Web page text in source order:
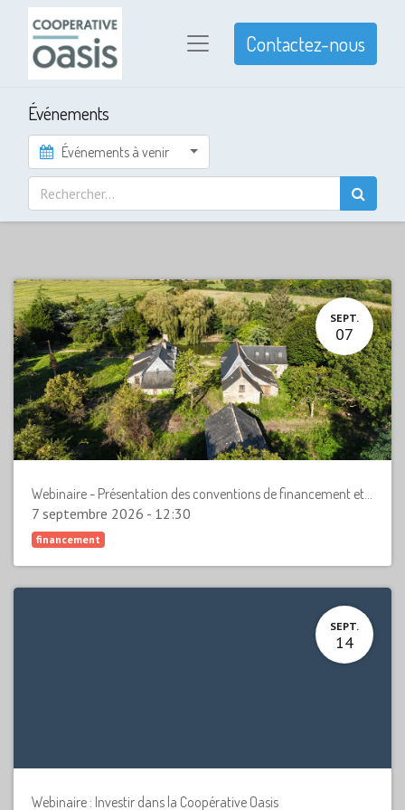
Contactez-nous
Événements
Événements à venir
SEPT.
07
Webinaire - Présentation des conventions de financement et d'accompagnement
7 septembre 2026 - 12:30
financement
SEPT.
14
Webinaire : Investir dans la Coopérative Oasis